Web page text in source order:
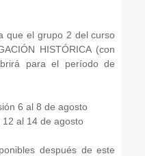
que el grupo 2 del curso
HISTÓRICA (con
para el período de
6 al 8 de agosto
al 14 de agosto
después de este